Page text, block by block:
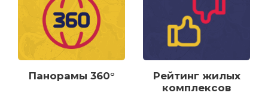
Панорамы 360°
Рейтинг жилых
комплексов